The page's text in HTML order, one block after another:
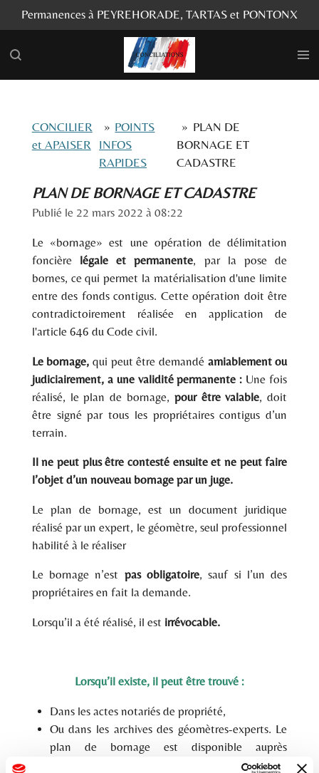
Passer
au
contenu
Permanences à PEYREHORADE, TARTAS et PONTONX
CONCILIER
et APAISER
» POINTS
INFOS
RAPIDES
» PLAN DE
BORNAGE ET
CADASTRE
PLAN DE BORNAGE ET CADASTRE
Publié le 22 mars 2022 à 08:22
Le «bornage» est une opération de délimitation
foncière légale et permanente, par la pose de
bornes, ce qui permet la matérialisation d'une limite
entre des fonds contigus. Cette opération doit être
contradictoirement réalisée en application de
l'article 646 du Code civil.
Le bornage,qui peut être demandéamiablement ou
judiciairement, a une validité permanente : Une fois
réalisé, le plan de bornage, pour être valable, doit
être signé par tous les propriétaires contigus d’un
terrain.
Il ne peut plus être contesté ensuite et ne peut faire
l’objet d’un nouveau bornage par un juge.
Le plan de bornage, est un document juridique
réalisé par un expert, le géomètre, seul professionnel
habilité à le réaliser
Le bornage n’est pas obligatoire, sauf si l’un des
propriétaires en fait la demande.
Lorsqu’il a été réalisé, il est irrévocable.
Lorsqu’il existe, il peut être trouvé :
Dans les actes notariés de propriété,
Ou dans les archives des géomètres-experts. Le
plan de bornage est disponible auprès
du géomètre-expert qui l’a réalisé et qui a